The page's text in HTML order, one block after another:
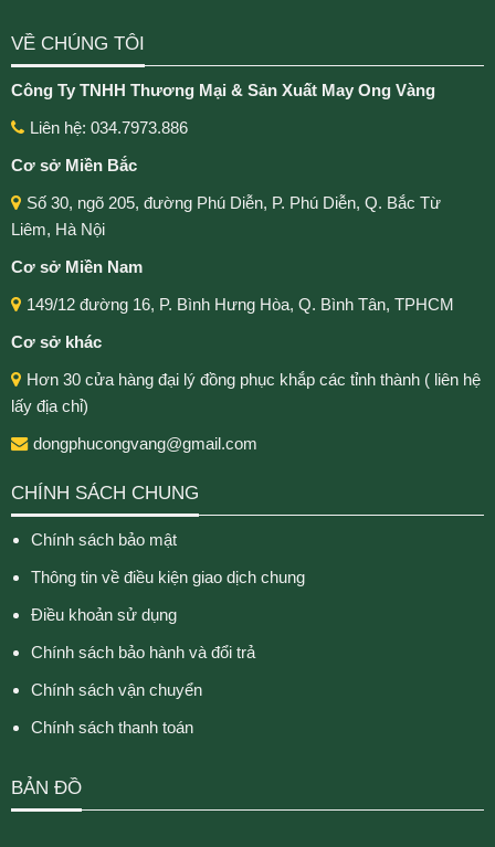
VỀ CHÚNG TÔI
Công Ty TNHH Thương Mại & Sản Xuất May Ong Vàng
Liên hệ: 034.7973.886
Cơ sở Miền Bắc
Số 30, ngõ 205, đường Phú Diễn, P. Phú Diễn, Q. Bắc Từ
Liêm, Hà Nội
Cơ sở Miền Nam
149/12 đường 16, P. Bình Hưng Hòa, Q. Bình Tân, TPHCM
Cơ sở khác
Hơn 30 cửa hàng đại lý đồng phục khắp các tỉnh thành ( liên hệ
lấy địa chỉ)
dongphucongvang@gmail.com
CHÍNH SÁCH CHUNG
Chính sách bảo mật
Thông tin về điều kiện giao dịch chung
Điều khoản sử dụng
Chính sách bảo hành và đổi trả
Chính sách vận chuyển
Chính sách thanh toán
BẢN ĐỒ